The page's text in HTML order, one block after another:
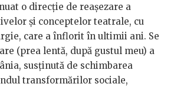
o direcție de reașezare a
și conceptelor teatrale, cu
care a înflorit în ultimii ani. Se
(prea lentă, după gustul meu) a
susținută de schimbarea
transformărilor sociale,